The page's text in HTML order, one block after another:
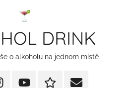
DRINK
o alkoholu na jednom místě
YT
Redakční
E-